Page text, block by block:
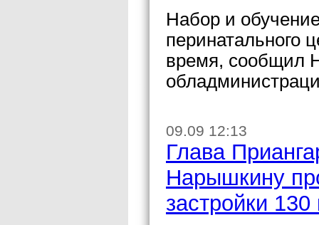
Набор и
перинатального
время, сообщил
09.09 12:13
Глава
Нарышкину
застройки